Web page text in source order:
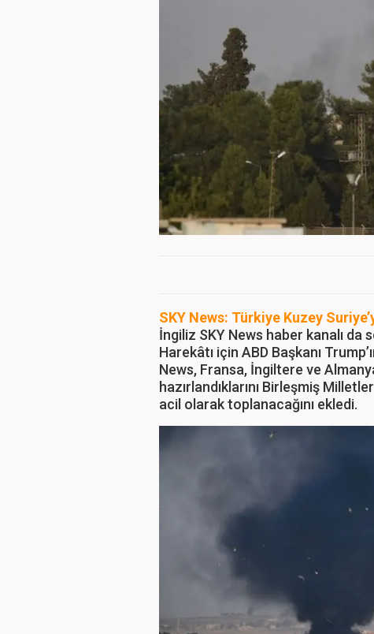
SKY News: Türkiye Kuzey
İngiliz SKY News haber kanalı da
Harekâtı için ABD Başkanı
News, Fransa, İngiltere ve
hazırlandıklarını Birleşmiş
acil olarak toplanacağını ekledi.